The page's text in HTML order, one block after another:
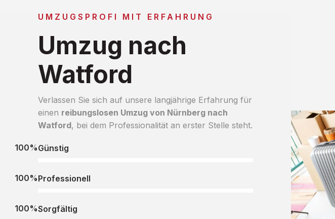
UMZUGSPROFI MIT ERFAHRUNG
Umzug nach
Watford
Verlassen Sie sich auf unsere langjährige Erfahrung für
einen reibungslosen Umzug von Nürnberg nach
Watford, bei dem Professionalität an erster Stelle steht.
Günstig
100%
Professionell
100%
Sorgfältig
100%